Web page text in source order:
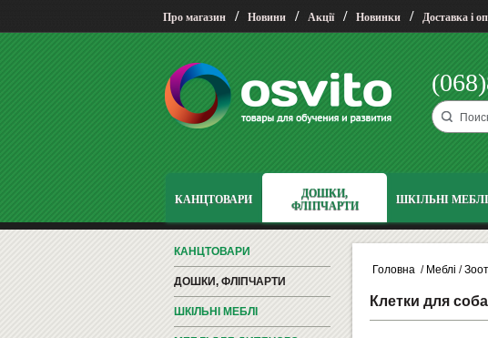
Про магазин / Новини / Акції / Новинки / Доставка і
КАНЦТОВАРИ
ДОШКИ,
ФЛІПЧАРТИ
ШКІЛЬНІ МЕБЛІ
КАНЦТОВАРИ
ДОШКИ, ФЛІПЧАРТИ
ШКІЛЬНІ МЕБЛІ
Головна / Меблі /
Клетки для